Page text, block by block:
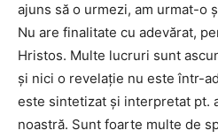
ajuns să o urmezi, am urmat-o
Nu are finalitate cu adevărat,
Hristos. Multe lucruri sunt
şi nici o revelaţie nu este într-
este sintetizat şi interpretat pt.
noastră. Sunt foarte multe de